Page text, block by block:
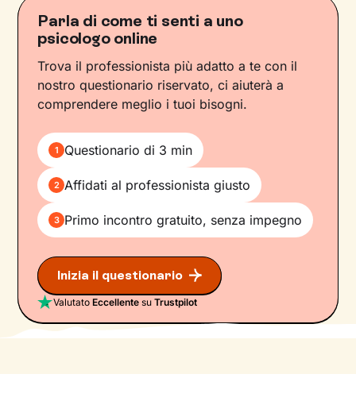
Parla di come ti senti a uno
psicologo online
Trova il professionista più adatto a te con il
nostro questionario riservato, ci aiuterà a
comprendere meglio i tuoi bisogni.
1 Questionario di 3 min
2 Affidati al professionista giusto
3 Primo incontro gratuito, senza impegno
Inizia il questionario
ValutatoEccellente suTrustpilot